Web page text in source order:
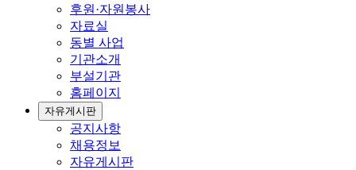
후원·자원봉사
자료실
동별 사업
기관소개
부설기관
홈페이지
자유게시판
공지사항
채용정보
자유게시판